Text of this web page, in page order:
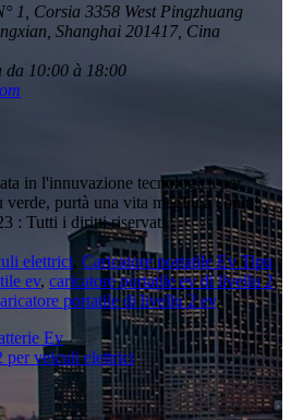
1, Corsia 3358 West Pingzhuang
Shanghai 201417, Cina
da 10:00 à 18:00
in l'innuvazione tecnologica per
verde, purtà una vita megliu à l'omu!
: Tutti i diritti riservati.
elettrici, Caricatore portatile Ev Tipu
ev, caricatore portatile ev di livellu 2,
portatile di livellu 2 ev,
Ev
per veiculi elettrici